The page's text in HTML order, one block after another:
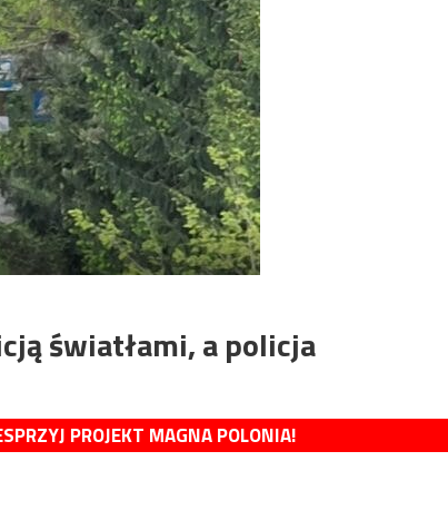
światłami, a policja
PROJEKT MAGNA POLONIA!